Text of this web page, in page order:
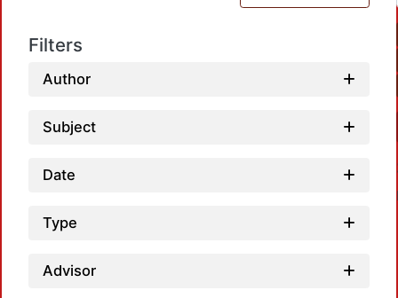
Filters
Author
Subject
Date
Type
Advisor